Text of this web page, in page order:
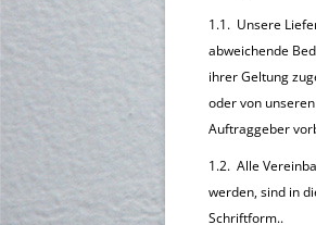
1.1. Unsere
abweichende
ihrer Geltung
oder von
Auftraggeber
1.2. Alle
werden, sind in
Schriftform..